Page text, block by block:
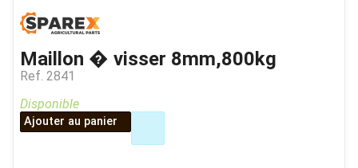
Maillon � visser 8mm,800kg
Ref. 2841
Disponible
Ajouter au panier